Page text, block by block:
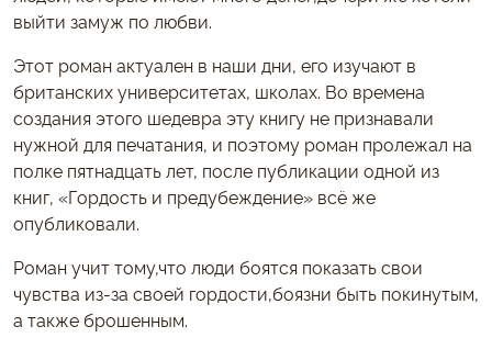
выйти замуж по любви.
Этот роман актуален в наши дни, его изучают в
британских университетах, школах. Во времена
создания этого шедевра эту книгу не признавали
нужной для печатания, и поэтому роман пролежал на
полке пятнадцать лет, после публикации одной из
книг, «Гордость и предубеждение» всё же
опубликовали.
Роман учит тому,что люди боятся показать свои
чувства из-за своей гордости,боязни быть покинутым,
а также брошенным.